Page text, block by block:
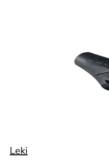
Leki